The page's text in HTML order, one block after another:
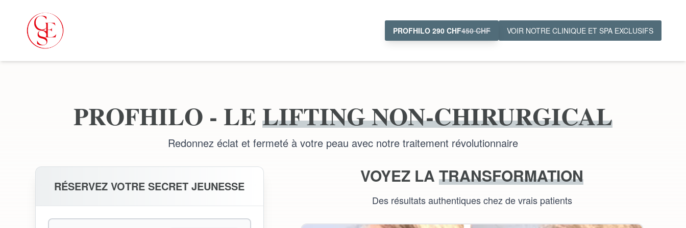
PROFHILO 290 CHF450 CHF VOIR NOTRE CLINIQUE ET SPA EXCLUSIFS
PROFHILO - LELIFTING NON-CHIRURGICAL
Redonnez éclat et fermeté à votre peau avec notre traitement révolutionnaire
RÉSERVEZ VOTRE SECRET JEUNESSE VOYEZ LATRANSFORMATION
Des résultats authentiques chez de vrais patients